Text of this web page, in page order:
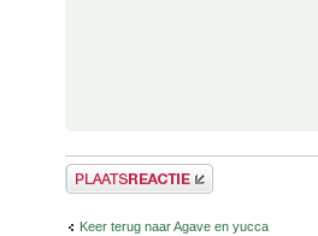
Plaats een reactie
Keer terug naar Agave en yucca